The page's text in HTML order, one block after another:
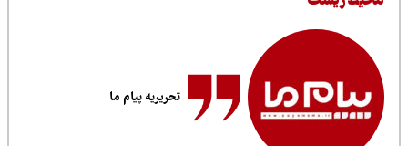
تحریریه پیام ما